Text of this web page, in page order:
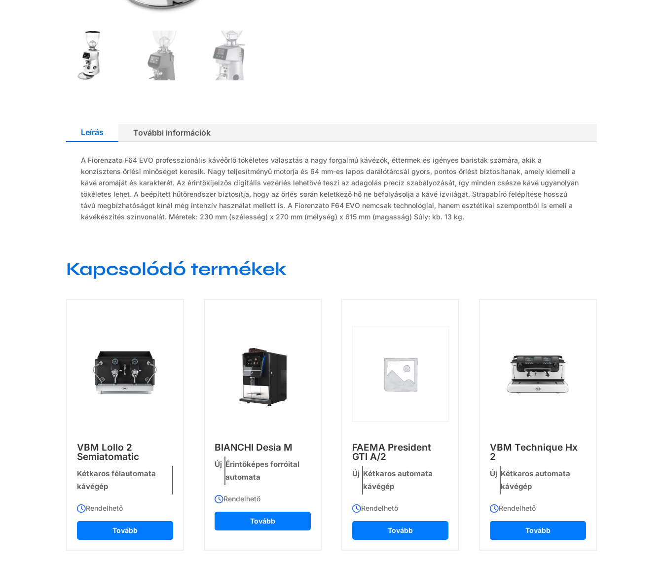
Leírás További információk
A Fiorenzato F64 EVO professzionális kávéőrlő tökéletes választás a nagy forgalmú kávézók, éttermek és igényes baristák számára, akik a
konzisztens őrlési minőséget keresik. Nagy teljesítményű motorja és 64 mm-es lapos darálótárcsái gyors, pontos őrlést biztosítanak, amely kiemeli a
kávé aromáját és karakterét. Az érintőkijelzős digitális vezérlés lehetővé teszi az adagolás precíz szabályozását, így minden csésze kávé ugyanolyan
tökéletes lehet. A beépített hűtőrendszer biztosítja, hogy az őrlés során keletkező hő ne befolyásolja a kávé ízvilágát. Strapabíró felépítése hosszú
távú megbízhatóságot kínál még intenzív használat mellett is. A Fiorenzato F64 EVO nemcsak technológiai, hanem esztétikai szempontból is emeli a
kávékészítés színvonalát. Méretek: 230 mm (szélesség) x 270 mm (mélység) x 615 mm (magasság) Súly: kb. 13 kg.
Kapcsolódó termékek
VBM Lollo 2
Semiatomatic
Kétkaros félautomata
kávégép
Tovább
Rendelhető
BIANCHI Desia M
Új Érintőképes forróital
automata
Tovább
Rendelhető
FAEMA President
GTI A/2
Új Kétkaros automata
kávégép
Tovább
Rendelhető
VBM Technique Hx
2
Új Kétkaros automata
kávégép
Tovább
Rendelhető